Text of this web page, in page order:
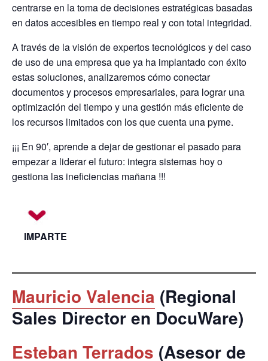
centrarse en la toma de decisiones estratégicas basadas
en datos accesibles en tiempo real y con total integridad.
A través de la visión de expertos tecnológicos y del caso
de uso de una empresa que ya ha implantado con éxito
estas soluciones, analizaremos cómo conectar
documentos y procesos empresariales, para lograr una
optimización del tiempo y una gestión más eficiente de
los recursos limitados con los que cuenta una pyme.
¡¡¡ En 90′, aprende a dejar de gestionar el pasado para
empezar a liderar el futuro: integra sistemas hoy o
gestiona las ineficiencias mañana !!!
IMPARTE
Mauricio Valencia (Regional
Sales Director en DocuWare)
Esteban Terrados (Asesor de